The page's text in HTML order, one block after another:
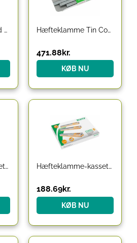
Hæfteklamme Rapid Tools 13/8, galv. 2500stk/æsk Hæfteklamme Tin Cometa 221/4 galv. 2000 stk.
471.88kr.
KØB NU
Hæfteklamme-kassette Leitz Power Performance K6 26/6 5×210 Hæfteklamme-kassette Leitz Power Performance K8 26/8 5×210
188.69kr.
KØB NU